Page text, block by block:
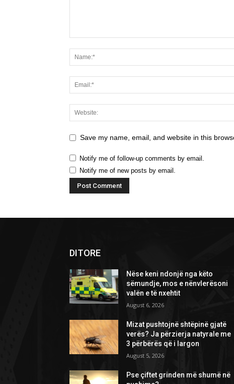
Save my name, email, and website in this
Notify me of follow-up comments by email.
Notify me of new posts by email.
DITORE
Nëse keni ndonjë nga këto
sëmundje, mos e nënvlerësoni
valën e të nxehtit
August 6, 2026
Mizat pushtojnë shtëpinë gjatë
verës? Ja përzierja natyrale me
3 përbërës që i largon
August 5, 2026
Pse çiftet grinden më shumë në